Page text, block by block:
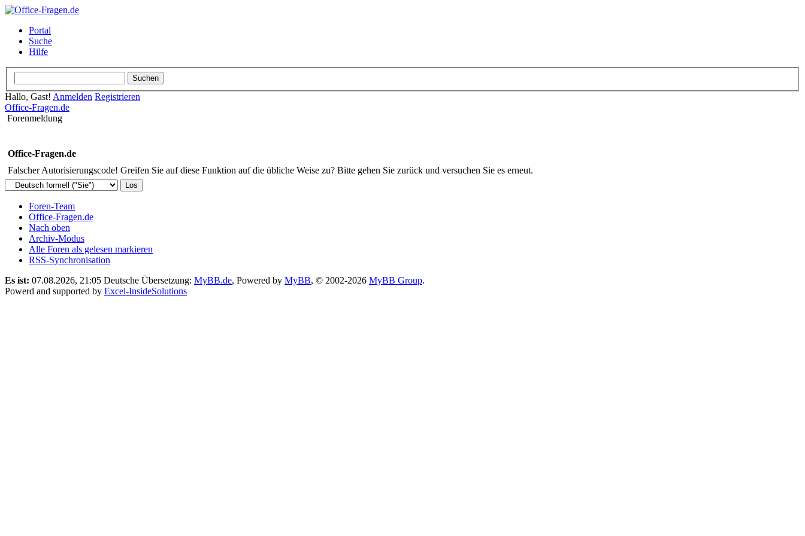
Portal
Suche
Hilfe
Hallo, Gast! Anmelden Registrieren
Office-Fragen.de
Forenmeldung
Office-Fragen.de
Falscher Autorisierungscode! Greifen Sie auf diese Funktion auf die übliche Weise zu? Bitte gehen Sie zurück und versuchen Sie es erneut.
Foren-Team
Office-Fragen.de
Nach oben
Archiv-Modus
Alle Foren als gelesen markieren
RSS-Synchronisation
Es ist: 07.08.2026, 21:05 Deutsche Übersetzung: MyBB.de, Powered by MyBB, © 2002-2026 MyBB Group.
Powerd and supported by Excel-InsideSolutions